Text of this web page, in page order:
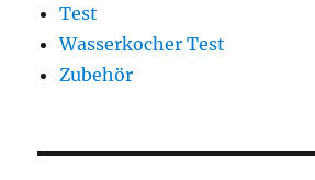
Test
Wasserkocher Test
Zubehör